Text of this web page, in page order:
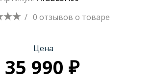
/ 0 отзывов о товаре
Цена
35 990 ₽